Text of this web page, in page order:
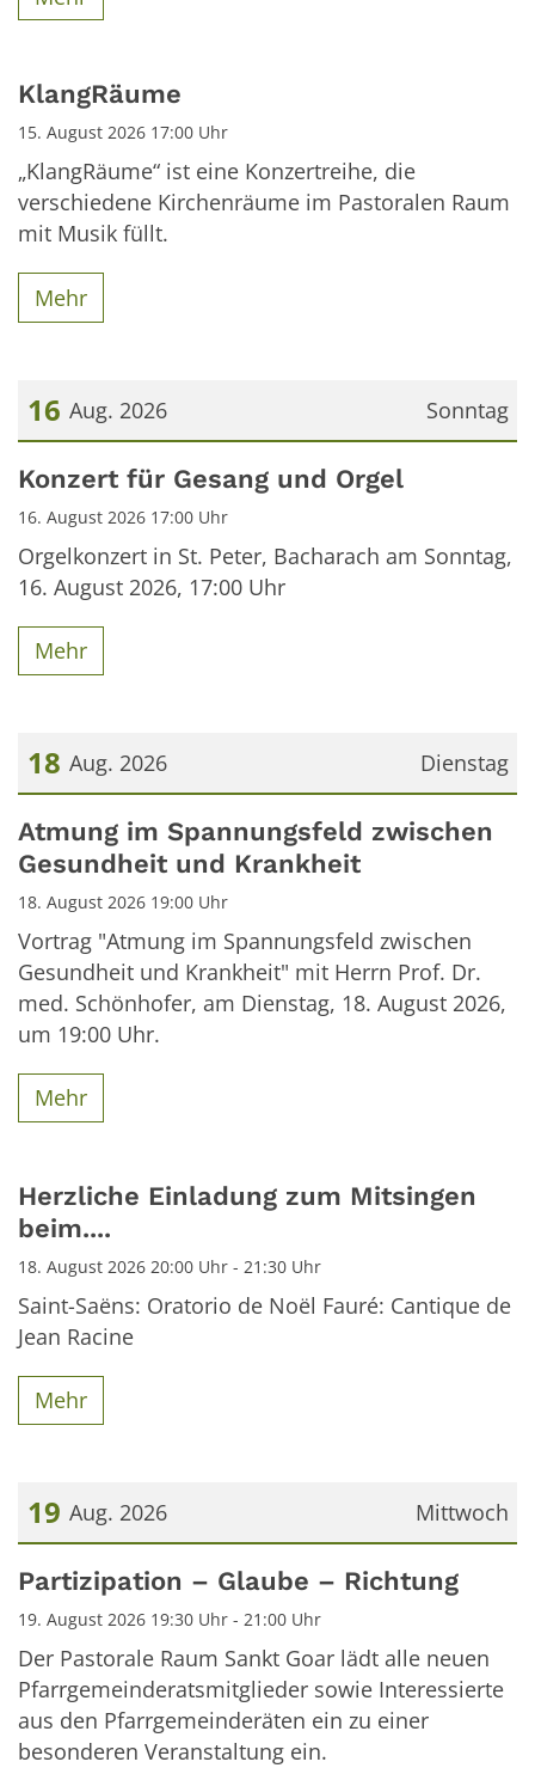
KlangRäume
15. August 2026 17:00 Uhr
„KlangRäume“ ist eine Konzertreihe, die
verschiedene Kirchenräume im Pastoralen Raum
mit Musik füllt.
Mehr
Sonntag
16 Aug. 2026
Datum: 16. August 2026
Konzert für Gesang und Orgel
16. August 2026 17:00 Uhr
Orgelkonzert in St. Peter, Bacharach am Sonntag,
16. August 2026, 17:00 Uhr
Mehr
Dienstag
18 Aug. 2026
Datum: 18. August 2026
Atmung im Spannungsfeld zwischen
Gesundheit und Krankheit
18. August 2026 19:00 Uhr
Vortrag "Atmung im Spannungsfeld zwischen
Gesundheit und Krankheit" mit Herrn Prof. Dr.
med. Schönhofer, am Dienstag, 18. August 2026,
um 19:00 Uhr.
Mehr
Herzliche Einladung zum Mitsingen
beim....
18. August 2026 20:00 Uhr - 21:30 Uhr
Saint-Saëns: Oratorio de Noël Fauré: Cantique de
Jean Racine
Mehr
Mittwoch
19 Aug. 2026
Datum: 19. August 2026
Partizipation – Glaube – Richtung
19. August 2026 19:30 Uhr - 21:00 Uhr
Der Pastorale Raum Sankt Goar lädt alle neuen
Pfarrgemeinderatsmitglieder sowie Interessierte
aus den Pfarrgemeinderäten ein zu einer
besonderen Veranstaltung ein.